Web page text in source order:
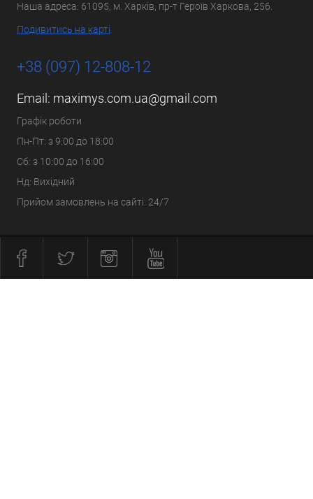
Наша адреса: 61095, м. Харків, пр-т Героїв Харкова, 256.
Подивитись на карті
+38 (097) 12-808-12
Email: maximys.com.ua@gmail.com
Графік роботи
Пн-Пт: з 9:00 до 18:00
Сб: з 10:00 до 16:00
Нд: Вихідний
Прийом замовлень на сайті: 24/7